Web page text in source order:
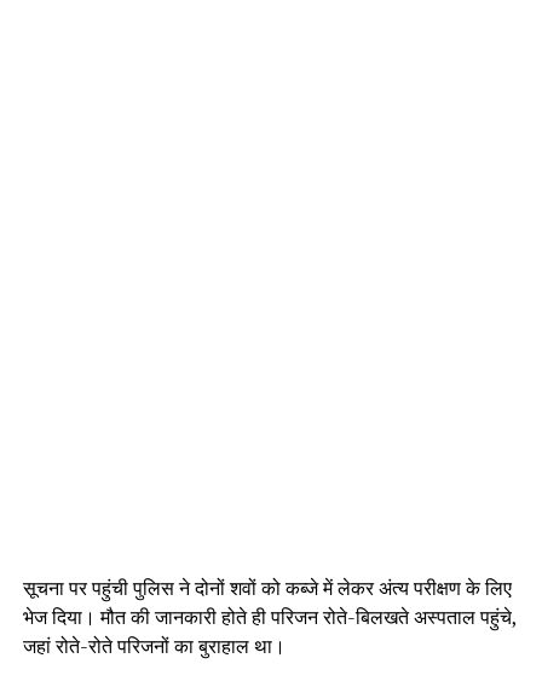
सूचना पर पहुंची पुलिस ने दोनों शवों को कब्जे में लेकर अंत्य परीक्षण के लिए
भेज दिया। मौत की जानकारी होते ही परिजन रोते-बिलखते अस्पताल पहुंचे,
जहां रोते-रोते परिजनों का बुराहाल था।